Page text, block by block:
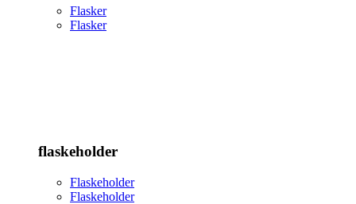
Flasker
Flasker
flaskeholder
Flaskeholder
Flaskeholder